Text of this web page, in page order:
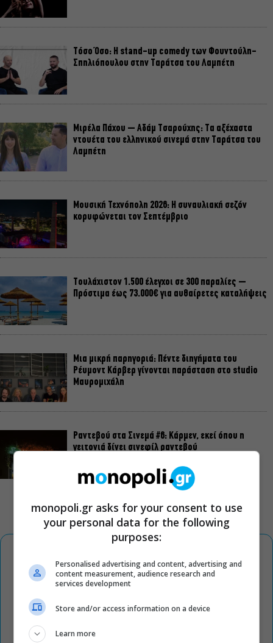
Τόσο Όσο: Η stand-up comedy των Φουντούλη-
Σπηλιόπουλου στην Ταράτσα του Λαμπέτη
Μιρέλα Πάχου – Αδάμ Τσαρούχης: Τα αξέχαστα
ντουέτα του ελληνικού σινεμά στην Ταράτσα του
Λαμπέτη
Μουσική Τεχνόπολη 2026: Η συναυλιακή σεζόν
κορυφώνεται τον Σεπτέμβριο
Τουλάχιστον 1.500 έλεγχοι σε 300 παραλίες –
Πρόστιμα έως 73.000€ για αυθαίρετες καταλήψεις
Μια μικρή παρηγοριά: Πέντε διηγήματα του
Ρέυμοντ Κάρβερ γίνονται παράσταση στο studio
Μαυρομιχάλη
Ραντεβού στα Σινεμά #6: Κάρμεν, εκεί όπου η
γειτονιά δίνει σινεφίλ ραντεβού
monopoli.gr asks for your consent to use
your personal data for the following
purposes:
Personalised advertising and content, advertising and
content measurement, audience research and
services development
Store and/or access information on a device
Learn more